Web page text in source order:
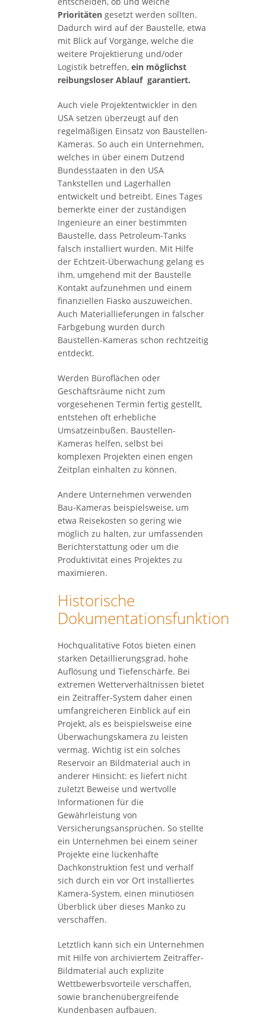
Prioritätengesetzt werden sollten.
Dadurch wird auf der Baustelle, etwa
mit Blick auf Vorgänge, welche die
weitere Projektierung und/oder
Logistik betreffen, ein möglichst
reibungsloser Ablauf garantiert.
Auch viele Projektentwickler in den
USA setzen überzeugt auf den
regelmäßigen Einsatz von Baustellen-
Kameras. So auch ein Unternehmen,
welches in über einem Dutzend
Bundesstaaten in den USA
Tankstellen und Lagerhallen
entwickelt und betreibt. Eines Tages
bemerkte einer der zuständigen
Ingenieure an einer bestimmten
Baustelle, dass Petroleum-Tanks
falsch installiert wurden. Mit Hilfe
der Echtzeit-Überwachung gelang es
ihm, umgehend mit der Baustelle
Kontakt aufzunehmen und einem
finanziellen Fiasko auszuweichen.
Auch Materiallieferungen in falscher
Farbgebung wurden durch
Baustellen-Kameras schon rechtzeitig
entdeckt.
Werden Büroflächen oder
Geschäftsräume nicht zum
vorgesehenen Termin fertig gestellt,
entstehen oft erhebliche
Umsatzeinbußen. Baustellen-
Kameras helfen, selbst bei
komplexen Projekten einen engen
Zeitplan einhalten zu können.
Andere Unternehmen verwenden
Bau-Kameras beispielsweise, um
etwa Reisekosten so gering wie
möglich zu halten, zur umfassenden
Berichterstattung oder um die
Produktivität eines Projektes zu
maximieren.
Historische
Dokumentationsfunktion
Hochqualitative Fotos bieten einen
starken Detaillierungsgrad, hohe
Auflösung und Tiefenschärfe. Bei
extremen Wetterverhältnissen bietet
ein Zeitraffer-System daher einen
umfangreicheren Einblick auf ein
Projekt, als es beispielsweise eine
Überwachungskamera zu leisten
vermag. Wichtig ist ein solches
Reservoir an Bildmaterial auch in
anderer Hinsicht: es liefert nicht
zuletzt Beweise und wertvolle
Informationen für die
Gewährleistung von
Versicherungsansprüchen. So stellte
ein Unternehmen bei einem seiner
Projekte eine lückenhafte
Dachkonstruktion fest und verhalf
sich durch ein vor Ort installiertes
Kamera-System, einen minutiösen
Überblick über dieses Manko zu
verschaffen.
Letztlich kann sich ein Unternehmen
mit Hilfe von archiviertem Zeitraffer-
Bildmaterial auch explizite
Wettbewerbsvorteile verschaffen,
sowie branchenübergreifende
Kundenbasen aufbauen.